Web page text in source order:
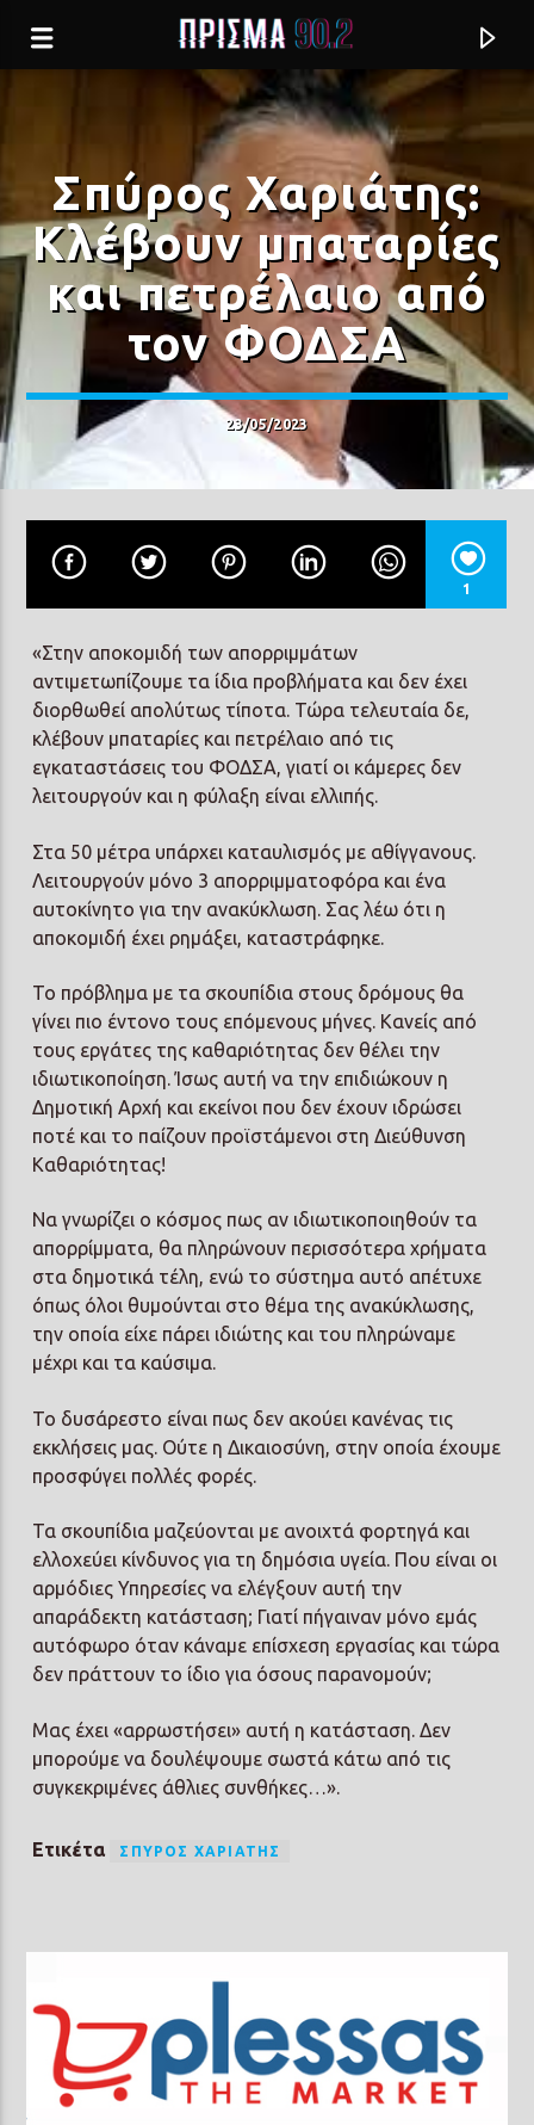
Current track
Σύνδεση με RealFm
Prisma Radio 90,2
Σπύρος Χαριάτης:
Κλέβουν μπαταρίες
και πετρέλαιο από
τον ΦΟΔΣΑ
23/05/2023
1
«Στην αποκομιδή των απορριμμάτων
αντιμετωπίζουμε τα ίδια προβλήματα και δεν έχει
διορθωθεί απολύτως τίποτα. Τώρα τελευταία δε,
κλέβουν μπαταρίες και πετρέλαιο από τις
εγκαταστάσεις του ΦΟΔΣΑ, γιατί οι κάμερες δεν
λειτουργούν και η φύλαξη είναι ελλιπής.
Στα 50 μέτρα υπάρχει καταυλισμός με αθίγγανους.
Λειτουργούν μόνο 3 απορριμματοφόρα και ένα
αυτοκίνητο για την ανακύκλωση. Σας λέω ότι η
αποκομιδή έχει ρημάξει, καταστράφηκε.
Το πρόβλημα με τα σκουπίδια στους δρόμους θα
γίνει πιο έντονο τους επόμενους μήνες. Κανείς από
τους εργάτες της καθαριότητας δεν θέλει την
ιδιωτικοποίηση. Ίσως αυτή να την επιδιώκουν η
Δημοτική Αρχή και εκείνοι που δεν έχουν ιδρώσει
ποτέ και το παίζουν προϊστάμενοι στη Διεύθυνση
Καθαριότητας!
Να γνωρίζει ο κόσμος πως αν ιδιωτικοποιηθούν τα
απορρίμματα, θα πληρώνουν περισσότερα χρήματα
στα δημοτικά τέλη, ενώ το σύστημα αυτό απέτυχε
όπως όλοι θυμούνται στο θέμα της ανακύκλωσης,
την οποία είχε πάρει ιδιώτης και του πληρώναμε
μέχρι και τα καύσιμα.
Το δυσάρεστο είναι πως δεν ακούει κανένας τις
εκκλήσεις μας. Ούτε η Δικαιοσύνη, στην οποία έχουμε
προσφύγει πολλές φορές.
Τα σκουπίδια μαζεύονται με ανοιχτά φορτηγά και
ελλοχεύει κίνδυνος για τη δημόσια υγεία. Που είναι οι
αρμόδιες Υπηρεσίες να ελέγξουν αυτή την
απαράδεκτη κατάσταση; Γιατί πήγαιναν μόνο εμάς
αυτόφωρο όταν κάναμε επίσχεση εργασίας και τώρα
δεν πράττουν το ίδιο για όσους παρανομούν;
Μας έχει «αρρωστήσει» αυτή η κατάσταση. Δεν
μπορούμε να δουλέψουμε σωστά κάτω από τις
συγκεκριμένες άθλιες συνθήκες…».
Ετικέτα ΣΠΎΡΟΣ ΧΑΡΙΆΤΗΣ